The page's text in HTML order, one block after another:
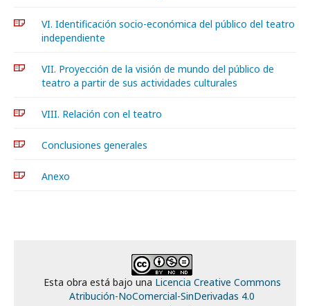
VI. Identificación socio-económica del público del teatro
independiente
VII. Proyección de la visión de mundo del público de
teatro a partir de sus actividades culturales
VIII. Relación con el teatro
Conclusiones generales
Anexo
Esta obra está bajo una Licencia Creative Commons
Atribución-NoComercial-SinDerivadas 4.0